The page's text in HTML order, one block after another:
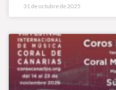
31 de octubre de 2025